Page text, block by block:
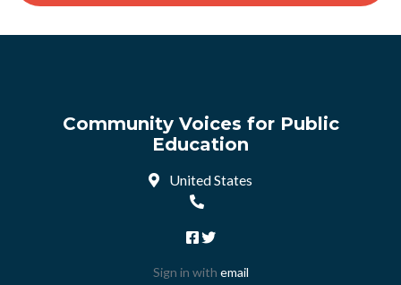
Community Voices for Public
Education
United States
Sign in with email